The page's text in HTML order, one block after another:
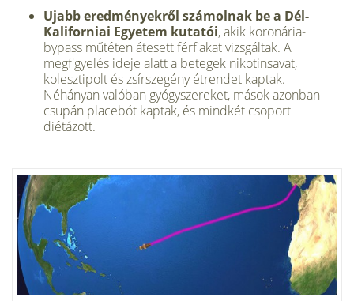
Ujabb eredményekről számolnak be a Dél-
Kaliforniai Egyetem kutatói, akik koronária-
bypass műtéten átesett férfiakat vizsgáltak. A
megfigyelés ideje alatt a betegek nikotinsavat,
kolesztipolt és zsírszegény étrendet kaptak.
Néhányan valóban gyógyszereket, mások azonban
csupán placebót kaptak, és mindkét csoport
diétázott.